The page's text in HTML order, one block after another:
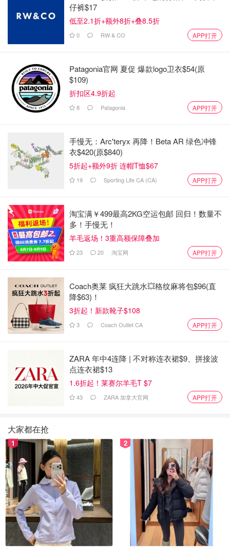
南宫踏雪 17 查看原帖
这款紧凑型的机型没有原包装盒，是直接放在普通的纸箱盒
有破损、挤压、变形等问题。除了一台压缩机，箱子内还附
赠了10个1 夸脱的真空密封袋和一卷可以随意剪裁的密封
卷。这款压缩机没有规定只能用它自己家的包装袋，只要规
格合适的都可以使用。 设计：机器本身没有复杂的按钮🔘，
操作版上分别有：真空按钮、密封按钮和调控版。
...
仔裤$17
低至2.1折+额外8折+叠8.5折
0 RW & CO APP打开
Patagonia官网 夏促 爆款logo卫衣$54(原
$109)
折扣区4.9折起
8 Patagonia APP打开
手慢无：Arc'teryx 再降！Beta AR 绿色冲锋
衣$420(原$840)
5折起+额外9折 连帽T恤$67
19 Sporting Life CA (CA) APP打开
淘宝满￥499最高2KG空运包邮 回归！数量不
多！手慢无！
羊毛返场！3重高额保障叠加
23 20 淘宝网 APP打开
Coach奥莱 疯狂大跳水💥格纹麻将包$96(直
降$63)！
3折起！新款靴子$108
3 Coach Outlet CA APP打开
ZARA 年中4连降 | 不对称连衣裙$9、拼接波
点连衣裙$13
1.6折起！莱赛尔羊毛T $7
43 ZARA 加拿大官网 APP打开
大家都在抢
1 2